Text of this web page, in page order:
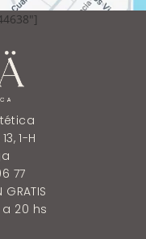
1-H
77
GRATIS
a 20 hs